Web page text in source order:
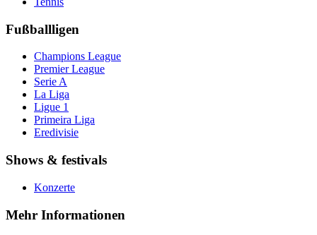
Fußballligen
Champions League
Premier League
Serie A
La Liga
Ligue 1
Primeira Liga
Eredivisie
Shows & festivals
Konzerte
Mehr Informationen